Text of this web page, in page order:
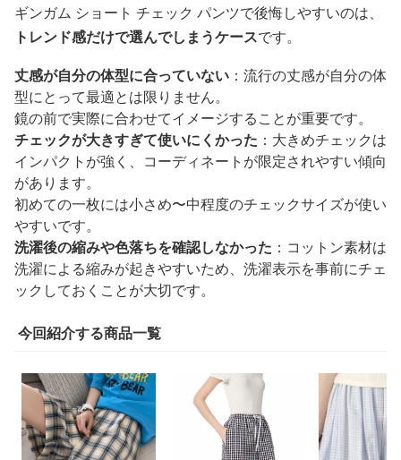
ギンガム ショート チェック パンツで後悔しやすいのは、
トレンド感だけで選んでしまうケースです。
丈感が自分の体型に合っていない ：流行の丈感が自分の体
型にとって最適とは限りません。
鏡の前で実際に合わせてイメージすることが重要です。
チェックが大きすぎて使いにくかった ：大きめチェックは
インパクトが強く、コーディネートが限定されやすい傾向
があります。
初めての一枚には小さめ〜中程度のチェックサイズが使い
やすいです。
洗濯後の縮みや色落ちを確認しなかった ：コットン素材は
洗濯による縮みが起きやすいため、洗濯表示を事前にチェ
ックしておくことが大切です。
今回紹介する商品一覧